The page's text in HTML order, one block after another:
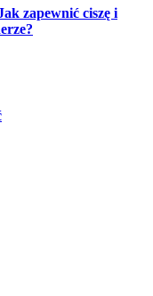
zapewnić ciszę i